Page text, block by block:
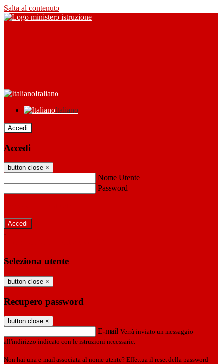
Salta al contenuto
Italiano
Italiano
Accedi
Accedi
button close ×
Nome Utente
Password
-
Seleziona utente
button close ×
Recupero password
button close ×
E-mail Verrà inviato un messaggio
all'indirizzo indicato con le istruzioni necessarie.
Non hai una e-mail associata al nome utente? Effettua il reset della password